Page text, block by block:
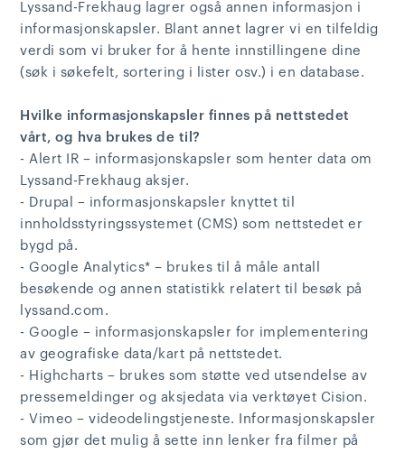
Lyssand-Frekhaug lagrer også annen informasjon i
informasjonskapsler. Blant annet lagrer vi en tilfeldig
verdi som vi bruker for å hente innstillingene dine
(søk i søkefelt, sortering i lister osv.) i en database.
Hvilke informasjonskapsler finnes på nettstedet
vårt, og hva brukes de til?
- Alert IR – informasjonskapsler som henter data om
Lyssand-Frekhaug aksjer.
- Drupal – informasjonskapsler knyttet til
innholdsstyringssystemet (CMS) som nettstedet er
bygd på.
- Google Analytics* – brukes til å måle antall
besøkende og annen statistikk relatert til besøk på
lyssand.com.
- Google – informasjonskapsler for implementering
av geografiske data/kart på nettstedet.
- Highcharts – brukes som støtte ved utsendelse av
pressemeldinger og aksjedata via verktøyet Cision.
- Vimeo – videodelingstjeneste. Informasjonskapsler
som gjør det mulig å sette inn lenker fra filmer på